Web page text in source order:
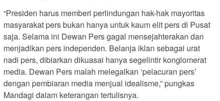
“Presiden harus memberi perlindungan hak-hak mayoritas
masyarakat pers bukan hanya untuk kaum elit pers di Pusat
saja. Selama ini Dewan Pers gagal mensejahterakan dan
menjadikan pers independen. Belanja iklan sebagai urat
nadi pers, dibiarkan dikuasai hanya segelintir konglomerat
media. Dewan Pers malah melegalkan ‘pelacuran pers’
dengan pembiaran media menjual idealisme,” pungkas
Mandagi dalam keterangan tertulisnya.